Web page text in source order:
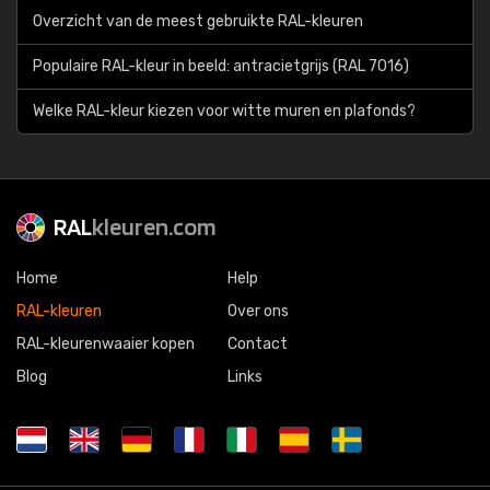
Overzicht van de meest gebruikte RAL-kleuren
Populaire RAL-kleur in beeld: antracietgrijs (RAL 7016)
Welke RAL-kleur kiezen voor witte muren en plafonds?
RALkleuren.com
Home
RAL-kleuren
RAL-kleurenwaaier kopen
Blog
Help
Over ons
Contact
Links